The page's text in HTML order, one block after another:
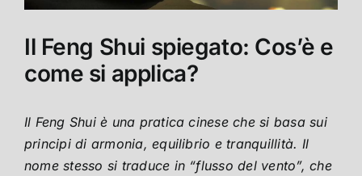
1
2
3
Il Feng Shui spiegato: Cos’è e
come si applica?
Il Feng Shui è una pratica cinese che si basa sui
principi di armonia, equilibrio e tranquillità. Il
nome stesso si traduce in “flusso del vento”, che